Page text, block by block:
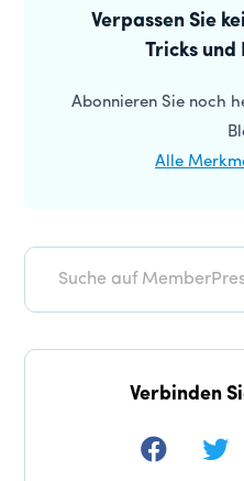
Seitenleiste
Verpassen Sie
Tricks und
Abonnieren Sie noch
Alle
Verbinden